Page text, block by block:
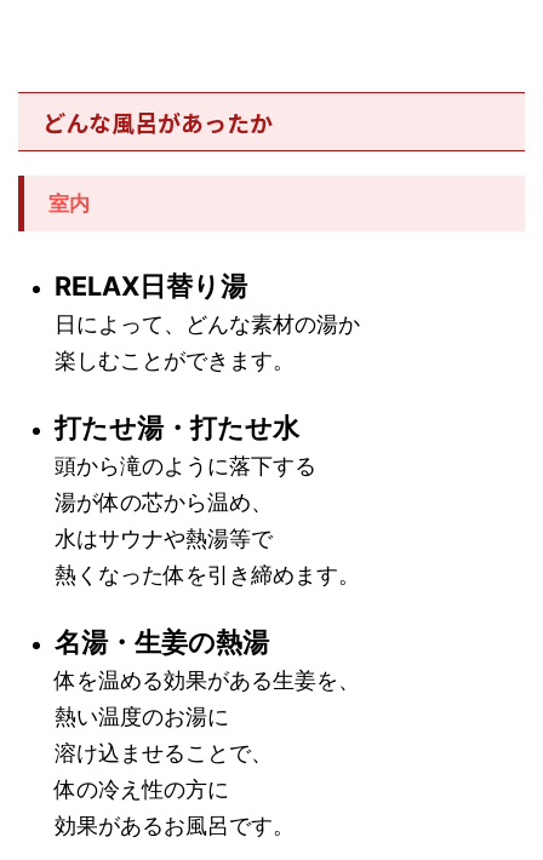
どんな風呂があったか
室内
RELAX日替り湯
日によって、どんな素材の湯か
楽しむことができます。
打たせ湯・打たせ水
頭から滝のように落下する
湯が体の芯から温め、
水はサウナや熱湯等で
熱くなった体を引き締めます。
名湯・生姜の熱湯
体を温める効果がある生姜を、
熱い温度のお湯に
溶け込ませることで、
体の冷え性の方に
効果があるお風呂です。